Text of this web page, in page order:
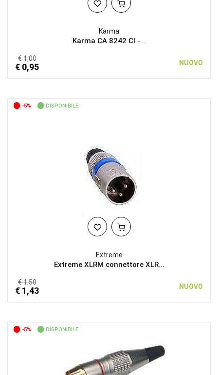
Karma
Karma CA 8242 CI -...
€ 1,00
€ 0,95 NUOVO
-5% DISPONIBILE
Extreme
Extreme XLRM connettore XLR...
€ 1,50
€ 1,43 NUOVO
-5% DISPONIBILE